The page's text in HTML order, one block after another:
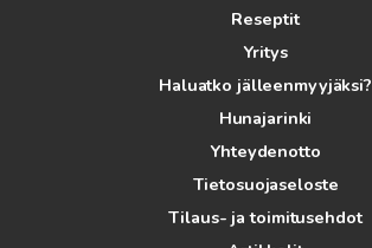
Reseptit
Yritys
Haluatko jälleenmyyjäksi?
Hunajarinki
Yhteydenotto
Tietosuojaseloste
Tilaus- ja toimitusehdot